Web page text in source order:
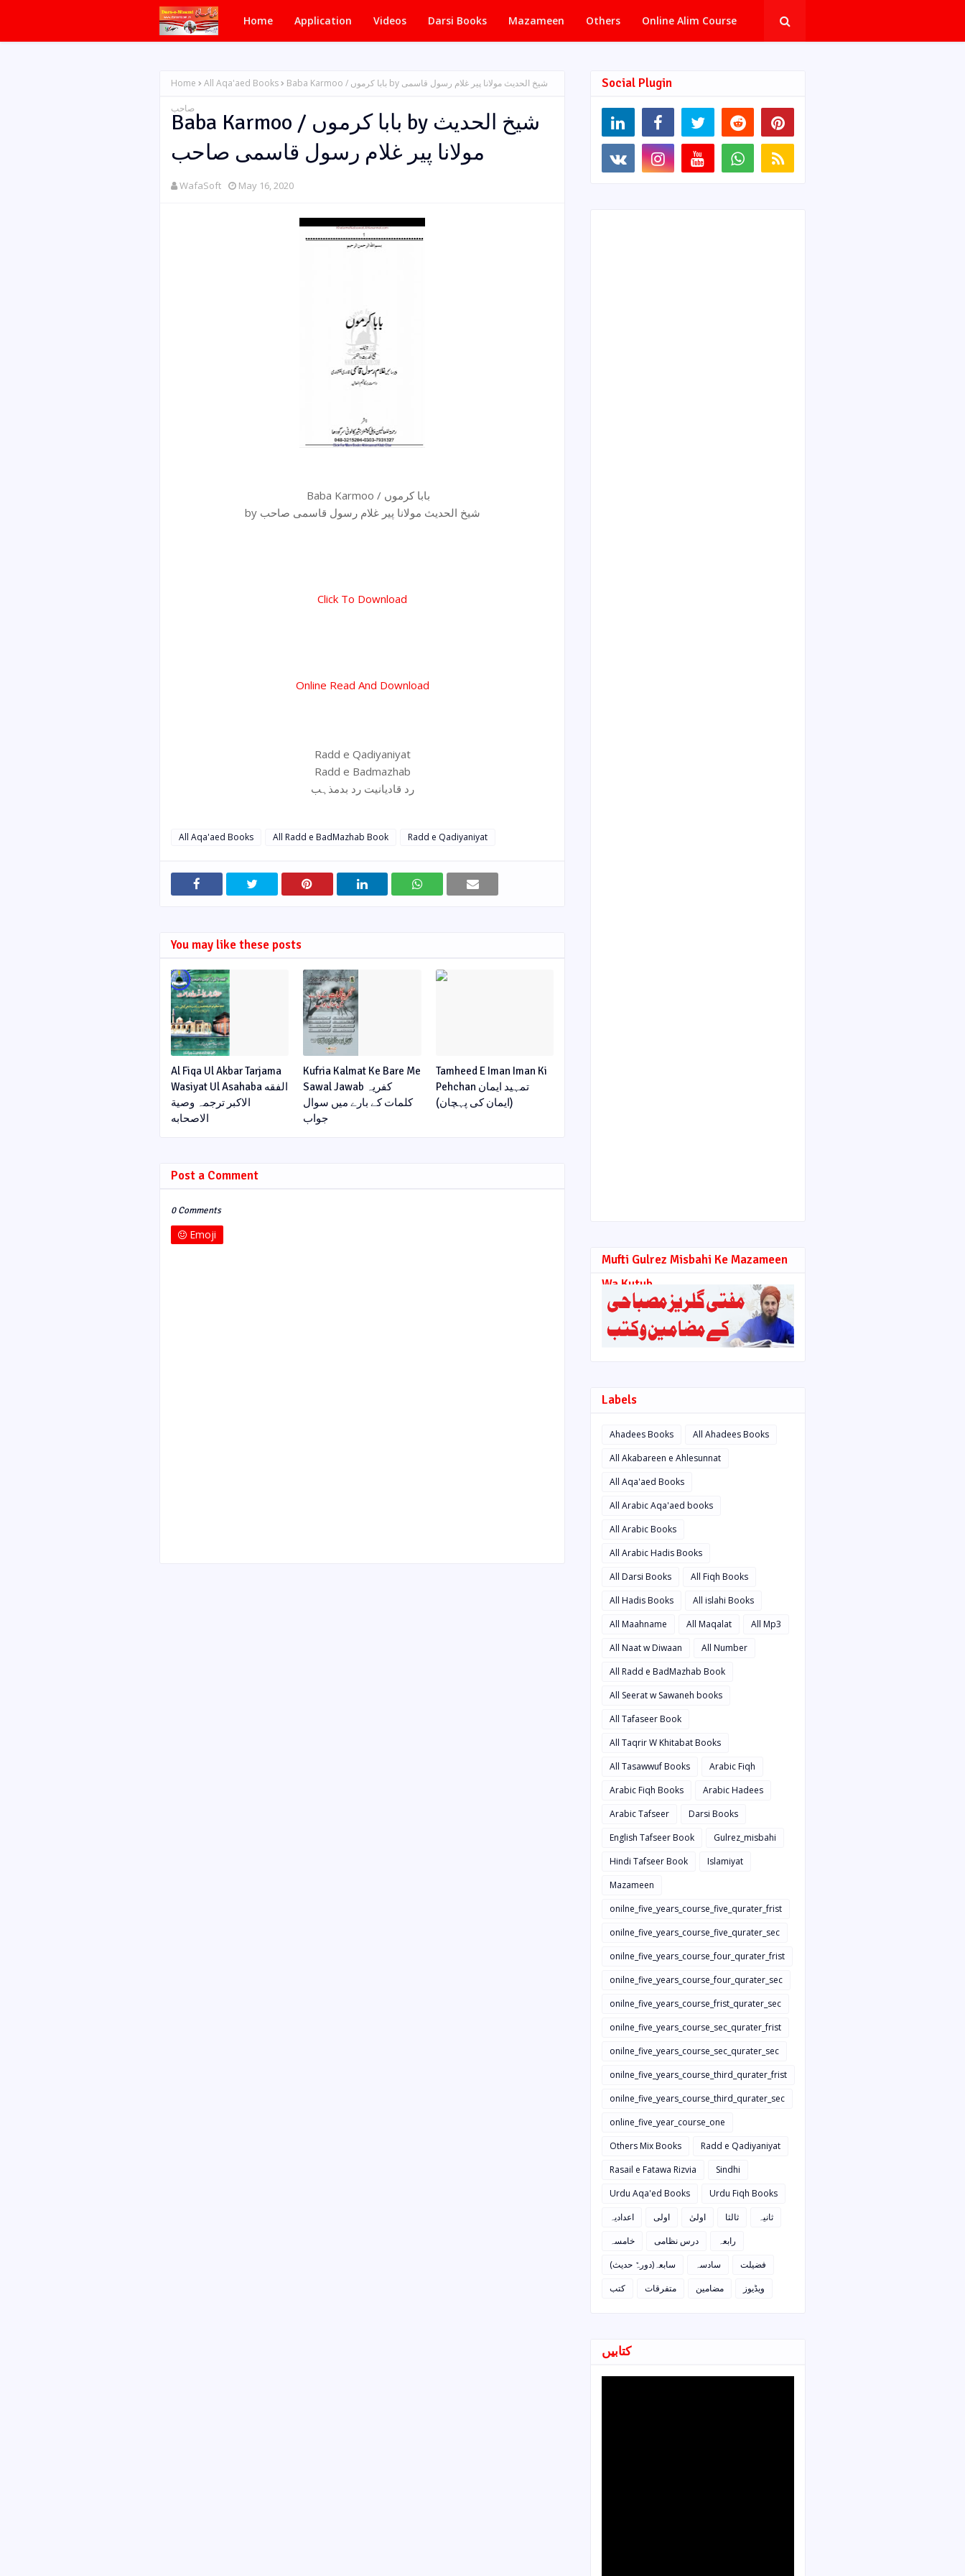
Home Application Videos Darsi Books Mazameen Others Online Alim Course
Home All Aqa'aed Books Baba Karmoo / بابا کرموں by شیخ الحدیث مولانا پیر غلام رسول قاسمی
صاحب
Baba Karmoo / بابا کرموں by شیخ الحدیث
مولانا پیر غلام رسول قاسمی صاحب
WafaSoft May 16, 2020
Baba Karmoo / بابا کرموں
by شیخ الحدیث مولانا پیر غلام رسول قاسمی صاحب
Click To Download
Online Read And Download
Radd e Qadiyaniyat
Radd e Badmazhab
رد قادیانیت رد بدمذہب
All Aqa'aed Books All Radd e BadMazhab Book Radd e Qadiyaniyat
You may like these posts
Al Fiqa Ul Akbar Tarjama
Wasiyat Ul Asahaba الفقه
الاکبر ترجمہ وصیة
الاصحابه
Kufria Kalmat Ke Bare Me
Sawal Jawab کفریہ
کلمات کے بارے میں سوال
جواب
Tamheed E Iman Iman Ki
Pehchan تمہید ایمان
(ایمان کی پہچان)
Post a Comment
0 Comments
Emoji
Social Plugin
Mufti Gulrez Misbahi Ke Mazameen
Wa Kutub
Labels
Ahadees Books
All Ahadees Books
All Akabareen e Ahlesunnat
All Aqa'aed Books
All Arabic Aqa'aed books
All Arabic Books
All Arabic Hadis Books
All Darsi Books
All Fiqh Books
All Hadis Books
All islahi Books
All Maahname
All Maqalat
All Mp3
All Naat w Diwaan
All Number
All Radd e BadMazhab Book
All Seerat w Sawaneh books
All Tafaseer Book
All Taqrir W Khitabat Books
All Tasawwuf Books
Arabic Fiqh
Arabic Fiqh Books
Arabic Hadees
Arabic Tafseer
Darsi Books
English Tafseer Book
Gulrez_misbahi
Hindi Tafseer Book
Islamiyat
Mazameen
onilne_five_years_course_five_qurater_frist
onilne_five_years_course_five_qurater_sec
onilne_five_years_course_four_qurater_frist
onilne_five_years_course_four_qurater_sec
onilne_five_years_course_frist_qurater_sec
onilne_five_years_course_sec_qurater_frist
onilne_five_years_course_sec_qurater_sec
onilne_five_years_course_third_qurater_frist
onilne_five_years_course_third_qurater_sec
online_five_year_course_one
Others Mix Books
Radd e Qadiyaniyat
Rasail e Fatawa Rizvia
Sindhi
Urdu Aqa'ed Books
Urdu Fiqh Books
اعدادیہ
اولی اولیٰ ثالثا
ثانیہ
خامسہ
درس نظامی
رابعہ
سابعہ(دورہٌ حدیث)
سادسہ
فضیلت
کتب
متفرقات مضامین ویڈیوز
کتابیں